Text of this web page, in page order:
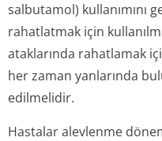
salbutamol) kullanımını
rahatlatmak için
ataklarında rahatlamak
her zaman yanlarında
edilmelidir.
Hastalar alevlenme